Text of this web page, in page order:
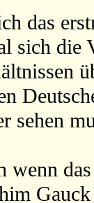
das
sich die
sehen
wenn